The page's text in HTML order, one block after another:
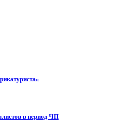
в период ЧП